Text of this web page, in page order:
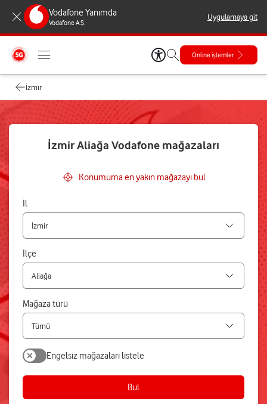
Vodafone Yanımda
Vodafone A.Ş.
Uygulamaya git
Online işlemler
İzmir
İzmir Aliağa Vodafone mağazaları
Konumuma en yakın mağazayı bul
İl
İlçe
Mağaza türü
Bul
Engelsiz mağazaları listele